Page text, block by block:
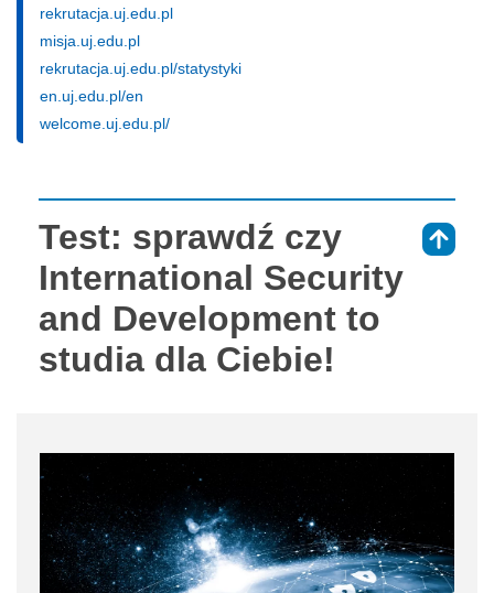
rekrutacja.uj.edu.pl
misja.uj.edu.pl
rekrutacja.uj.edu.pl/statystyki
en.uj.edu.pl/en
welcome.uj.edu.pl/
Test: sprawdź czy
International Security
and Development to
studia dla Ciebie!